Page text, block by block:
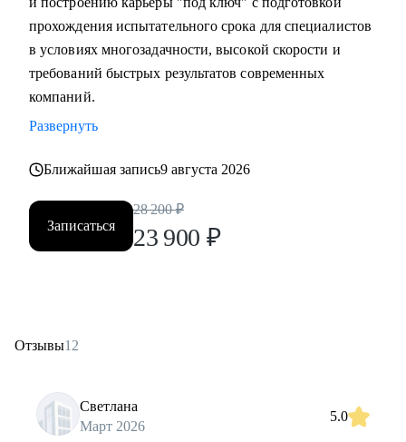
прохождения испытательного срока для специалистов
в условиях многозадачности, высокой скорости и
требований быстрых результатов современных
компаний.
Развернуть
Ближайшая запись9 августа 2026
Записаться
28 200 ₽
23 900 ₽
Отзывы12
Светлана
Март 2026
5.0